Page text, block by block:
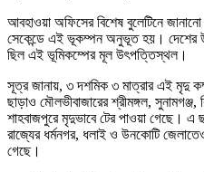
আবহাওয়া অফিসের বিশেষ বুলেটিনে
সেকেন্ডে এই ভূকম্পন অনুভূত হয়। দেশের
ছিল এই ভূমিকম্পের মূল উৎপত্তিস্থল।
সূত্র জানায়, ৩ দশমিক ৩ মাত্রার এই মৃদু
ছাড়াও মৌলভীবাজারের শ্রীমঙ্গল, সুনামগঞ্জ,
শাহবাজপুরে মৃদুভাবে টের পাওয়া গেছে। এ
রাজ্যের ধর্মনগর, ধলাই ও উনকোটি
গেছে।